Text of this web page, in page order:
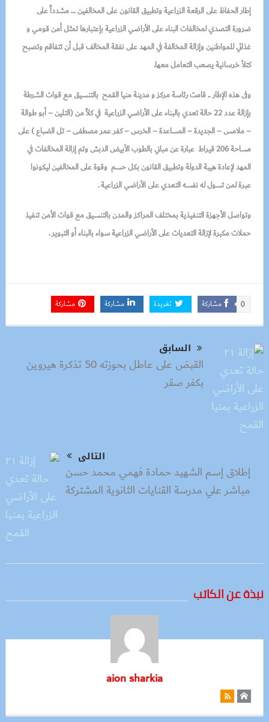
إطار الحفاظ على الرقعة الزراعية وتطبيق القانون على المخالفين …مشدداًعلى
ضرورة التصدي لمخالفات البناء على الأراضي الزراعية بإعتبارها تمثل أمن قومي و
غذائي للمواطنين وإزالة المخالفة في المهد على نفقة المخالف قبل أن تتفاقم وتصبح
كتلأ خرسانية يصعب التعامل معها.
وفى هذه الإطار.. قامت رئاسة مركز و مدينة منيا القمح بالتنسيق مع قوات الشرطة
بإزالة عدد 22 حالة تعدي بالبناء على الأراضي الزراعية في كلاً من
(التلين – أبو طوالة
– ملامس – الجديدة – المساعدة – الخرس – كفر عمر مصطفى – تل الضباع ) على
مساحة 206 قيراط
عبارة عن مباني بالطوب الأبيض الدبش وتم إزالة المخالفات في
المهد لإعادة هيبة الدولة وتطبيق القانون بكل حسم وقوة على المخالفين ليكونوا
عبرة لمن تسول له نفسه التعدي على الأراضي الزراعية .
وتواصل الأجهزة التنفيذيةبمختلف المراكز والمدن بالتنسيق مع قوات الأمن تنفيذ
حملات مكبرة لإزالة التعديات على الأراضي الزراعية سواء بالبناء أو التبوير .
مشاركة 0 تغريدة مشاركة مشاركة
السابق
القبض على عاطل بحوزته 50 تذكرة هيروين
بكفر صقر
التالى
إطلاق إسم الشهيد حمادة فهمي محمد حسن
مباشر علي مدرسة القنايات الثانوية المشتركة
نبذة عن الكاتب
aion sharkia